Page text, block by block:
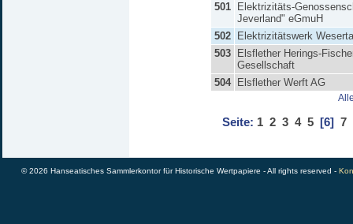
501
Elektrizitäts-
Jeverland" eGmuH
502
Elektrizitätswerk
503
Elsflether Herings-
Gesellschaft
504
Elsflether Werft AG
Seite: 1 2 3 4 5 [6] 7
© 2026 Hanseatisches Sammlerkontor für Historische Wertpapiere - All rights reserved -